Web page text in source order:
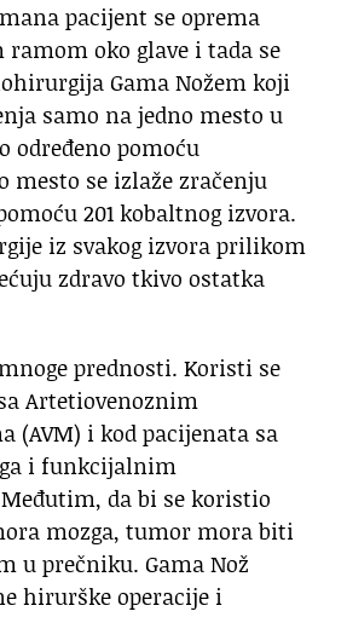
pacijent se oprema
oko glave i tada se
Gama Nožem koji
samo na jedno mesto u
određeno pomoću
mesto se izlaže zračenju
201 kobaltnog izvora.
iz svakog izvora prilikom
zdravo tkivo ostatka
prednosti. Koristi se
Artetiovenoznim
(AVM) i kod pacijenata sa
i funkcijalnim
da bi se koristio
mozga, tumor mora biti
u prečniku. Gama Nož
hirurške operacije i